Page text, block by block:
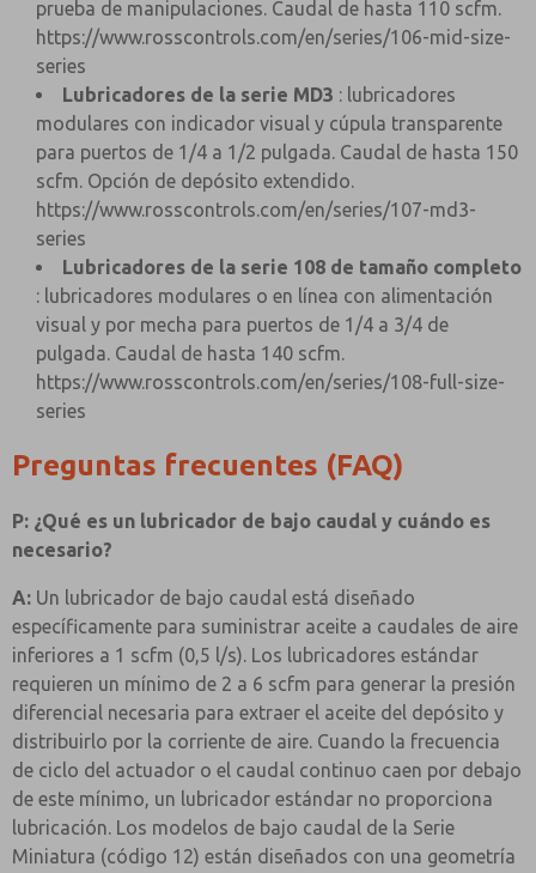
prueba de manipulaciones. Caudal de hasta 110 scfm.
https://www.rosscontrols.com/en/series/106-mid-size-
series
Lubricadores de la serie MD3 : lubricadores
modulares con indicador visual y cúpula transparente
para puertos de 1/4 a 1/2 pulgada. Caudal de hasta 150
scfm. Opción de depósito extendido.
https://www.rosscontrols.com/en/series/107-md3-
series
Lubricadores de la serie 108 de tamaño completo
: lubricadores modulares o en línea con alimentación
visual y por mecha para puertos de 1/4 a 3/4 de
pulgada. Caudal de hasta 140 scfm.
https://www.rosscontrols.com/en/series/108-full-size-
series
Preguntas frecuentes (FAQ)
P: ¿Qué es un lubricador de bajo caudal y cuándo es
necesario?
A: Un lubricador de bajo caudal está diseñado
específicamente para suministrar aceite a caudales de aire
inferiores a 1 scfm (0,5 l/s). Los lubricadores estándar
requieren un mínimo de 2 a 6 scfm para generar la presión
diferencial necesaria para extraer el aceite del depósito y
distribuirlo por la corriente de aire. Cuando la frecuencia
de ciclo del actuador o el caudal continuo caen por debajo
de este mínimo, un lubricador estándar no proporciona
lubricación. Los modelos de bajo caudal de la Serie
Miniatura (código 12) están diseñados con una geometría